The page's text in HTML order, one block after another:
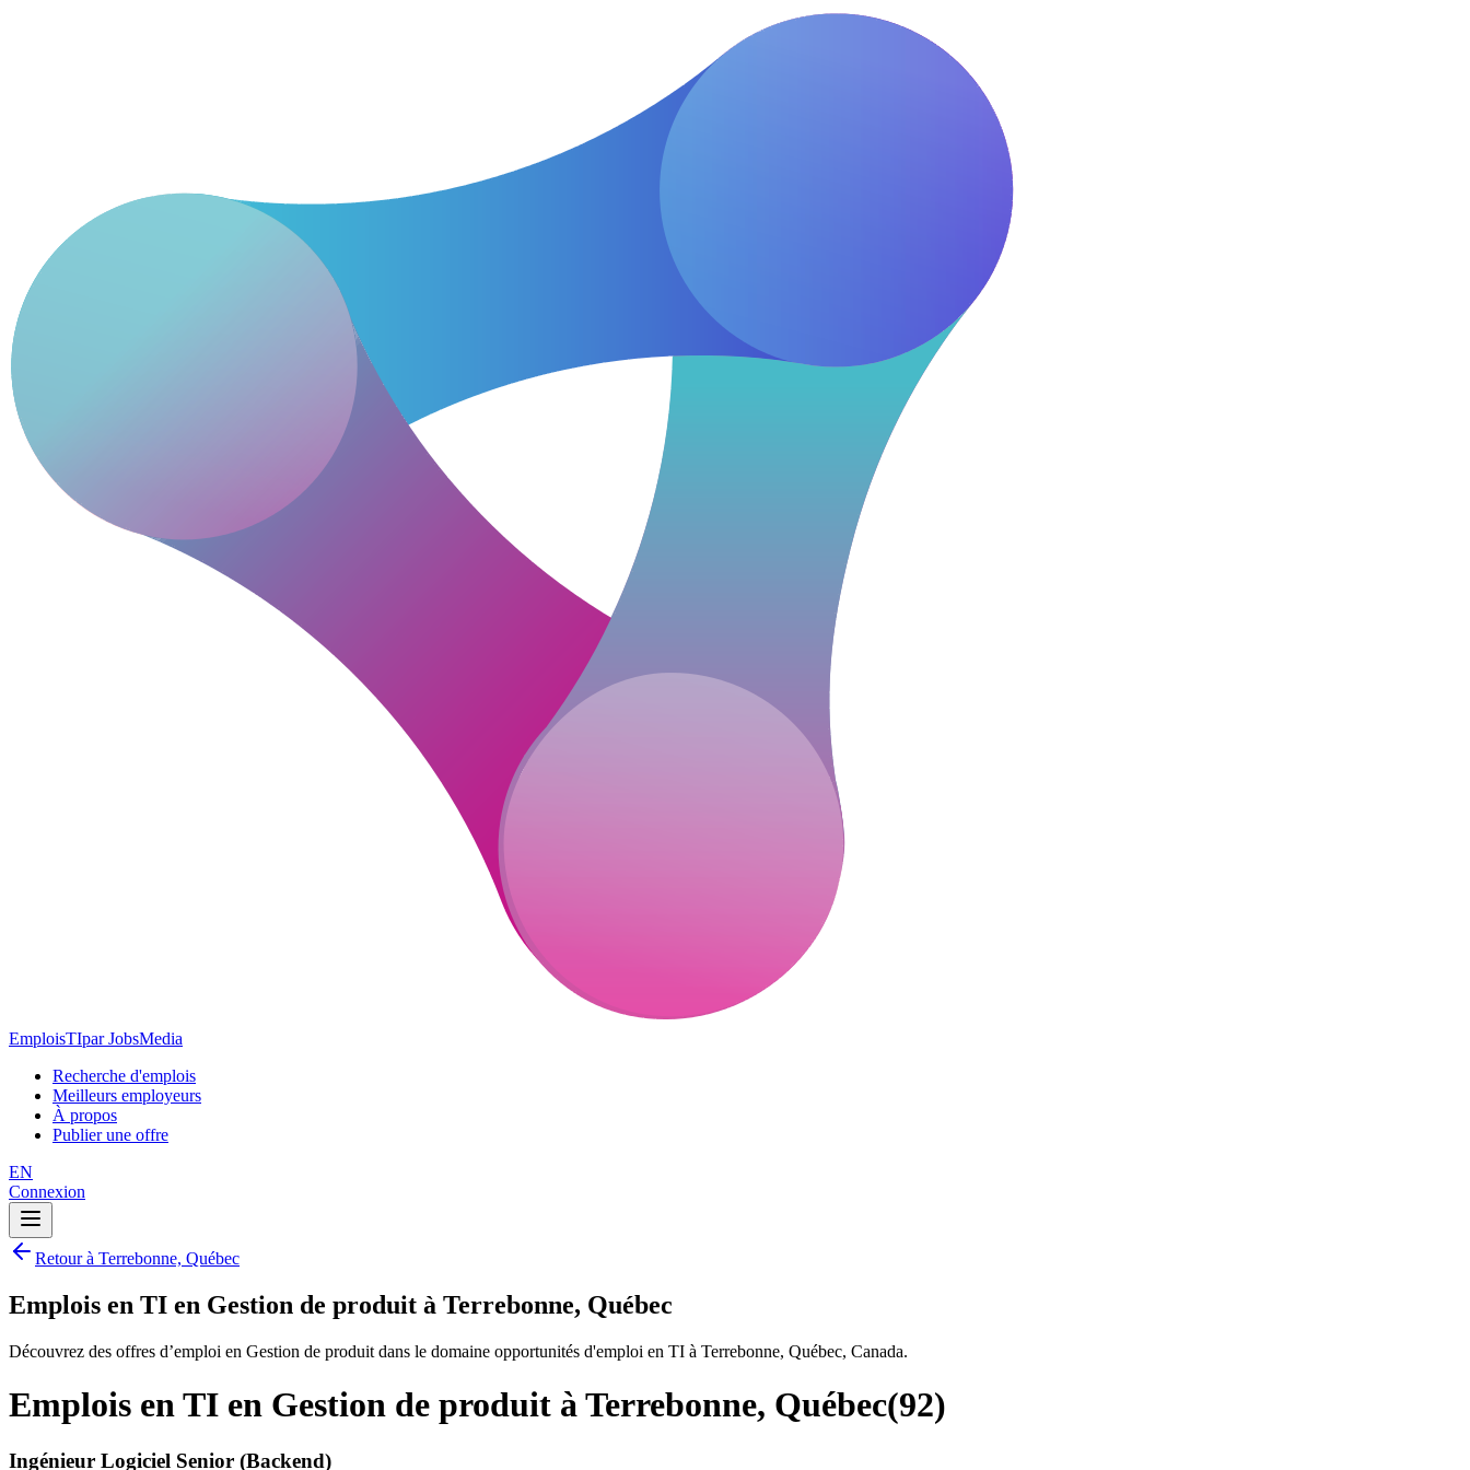
EmploisTIpar JobsMedia
Recherche d'emplois
Meilleurs employeurs
À propos
Publier une offre
EN
Connexion
Retour à Terrebonne, Québec
Emplois en TI en Gestion de produit à Terrebonne, Québec
Découvrez des offres d’emploi en Gestion de produit dans le domaine opportunités d'emploi en TI à Terrebonne, Québec, Canada.
Emplois en TI en Gestion de produit à Terrebonne, Québec(92)
Ingénieur Logiciel Senior (Backend)